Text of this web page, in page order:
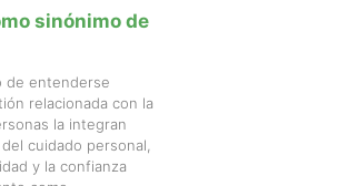
sinónimo de
de entenderse
relacionada con la
la integran
cuidado personal,
y la confianza